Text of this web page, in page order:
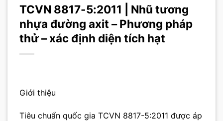
TCVN 8817-5:2011 | Nhũ tương
nhựa đường axit – Phương pháp
thử – xác định diện tích hạt
Giới thiệu
Tiêu chuẩn quốc gia TCVN 8817-5:2011 được áp